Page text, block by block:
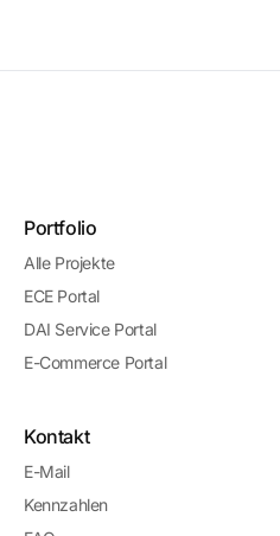
Portfolio
Alle Projekte
ECE Portal
DAI Service Portal
E-Commerce Portal
Kontakt
E-Mail
Kennzahlen